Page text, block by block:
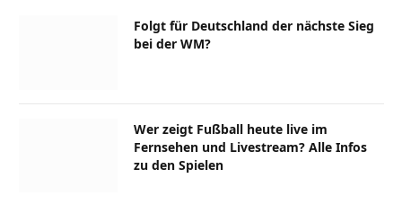
Folgt für Deutschland der nächste Sieg
bei der WM?
Wer zeigt Fußball heute live im
Fernsehen und Livestream? Alle Infos
zu den Spielen